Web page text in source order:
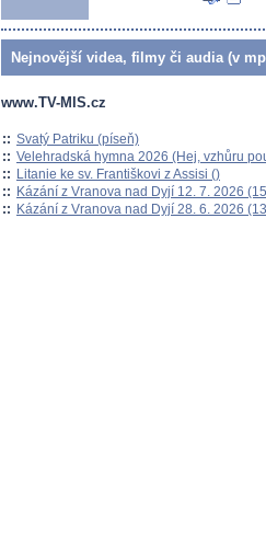
Nejnovější videa, filmy či audia (v
www.TV-MIS.cz
:: Svatý Patriku (píseň)
:: Velehradská hymna 2026 (Hej, vzhůru
:: Litanie ke sv. Františkovi z Assisi ()
:: Kázání z Vranova nad Dyjí 12. 7. 2026
:: Kázání z Vranova nad Dyjí 28. 6. 2026